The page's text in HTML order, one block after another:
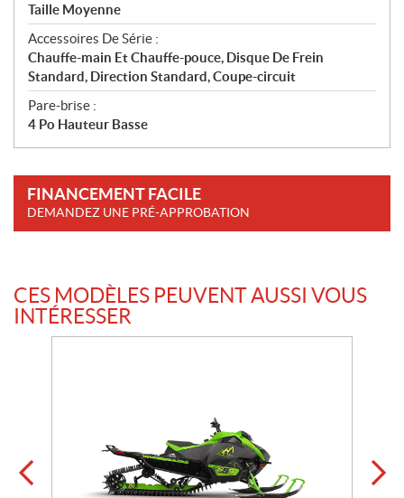
Taille Moyenne
Accessoires De Série :
Chauffe-main Et Chauffe-pouce, Disque De Frein
Standard, Direction Standard, Coupe-circuit
Pare-brise :
4 Po Hauteur Basse
FINANCEMENT FACILE
DEMANDEZ UNE PRÉ-APPROBATION
CES MODÈLES PEUVENT AUSSI VOUS
INTÉRESSER